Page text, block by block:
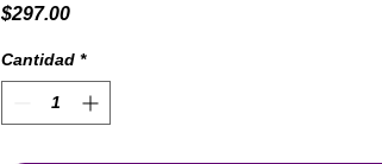
$297.00Precio
Cantidad *